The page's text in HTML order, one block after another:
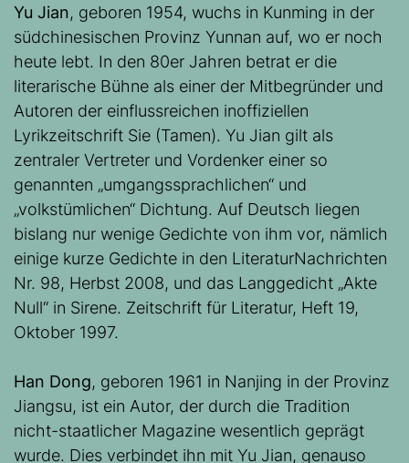
Yu Jian, geboren 1954, wuchs in Kunming in der
südchinesischen Provinz Yunnan auf, wo er noch
heute lebt. In den 80er Jahren betrat er die
literarische Bühne als einer der Mitbegründer und
Autoren der einflussreichen inoffiziellen
Lyrikzeitschrift Sie (Tamen). Yu Jian gilt als
zentraler Vertreter und Vordenker einer so
genannten „umgangssprachlichen“ und
„volkstümlichen“ Dichtung. Auf Deutsch liegen
bislang nur wenige Gedichte von ihm vor, nämlich
einige kurze Gedichte in den LiteraturNachrichten
Nr. 98, Herbst 2008, und das Langgedicht „Akte
Null“ in Sirene. Zeitschrift für Literatur, Heft 19,
Oktober 1997.
Han Dong, geboren 1961 in Nanjing in der Provinz
Jiangsu, ist ein Autor, der durch die Tradition
nicht-staatlicher Magazine wesentlich geprägt
wurde. Dies verbindet ihn mit Yu Jian, genauso